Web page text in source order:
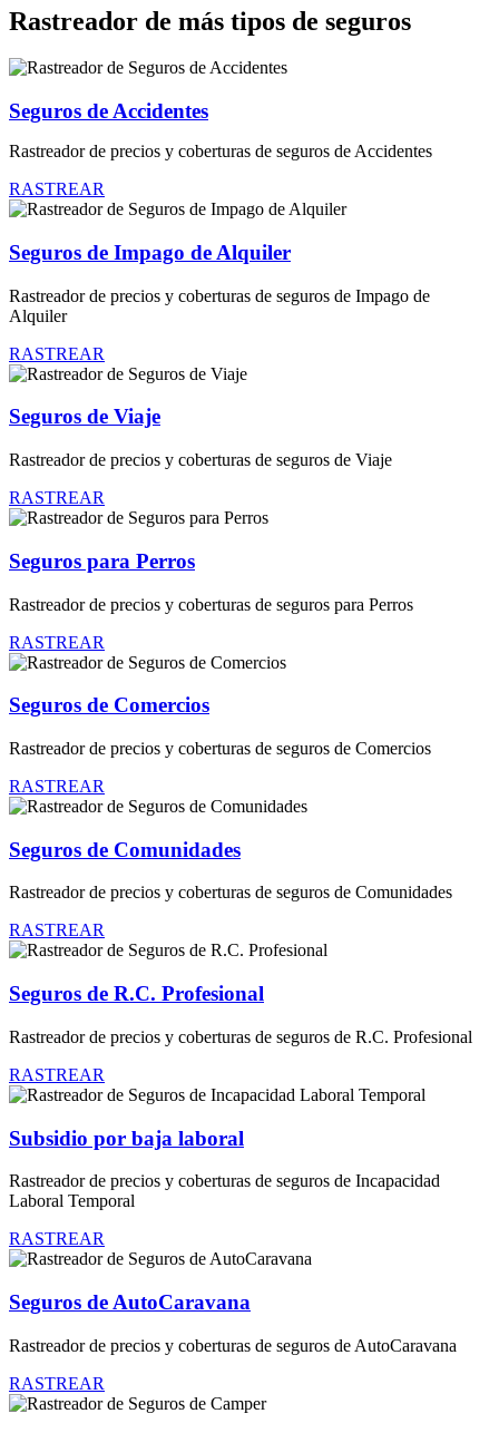
Rastreador de más tipos de seguros
Seguros de Accidentes
Rastreador de precios y coberturas de seguros de Accidentes
RASTREAR
Seguros de Impago de Alquiler
Rastreador de precios y coberturas de seguros de Impago de
Alquiler
RASTREAR
Seguros de Viaje
Rastreador de precios y coberturas de seguros de Viaje
RASTREAR
Seguros para Perros
Rastreador de precios y coberturas de seguros para Perros
RASTREAR
Seguros de Comercios
Rastreador de precios y coberturas de seguros de Comercios
RASTREAR
Seguros de Comunidades
Rastreador de precios y coberturas de seguros de Comunidades
RASTREAR
Seguros de R.C. Profesional
Rastreador de precios y coberturas de seguros de R.C. Profesional
RASTREAR
Subsidio por baja laboral
Rastreador de precios y coberturas de seguros de Incapacidad
Laboral Temporal
RASTREAR
Seguros de AutoCaravana
Rastreador de precios y coberturas de seguros de AutoCaravana
RASTREAR